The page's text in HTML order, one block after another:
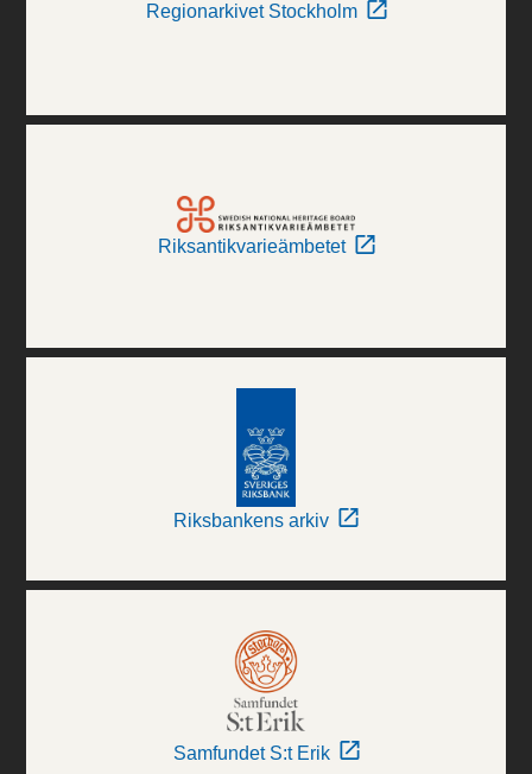
Regionarkivet Stockholm
Riksantikvarieämbetet
Riksbankens arkiv
Samfundet S:t Erik